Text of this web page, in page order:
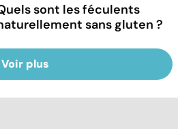
sont les féculents
sans gluten ?
Voir plus